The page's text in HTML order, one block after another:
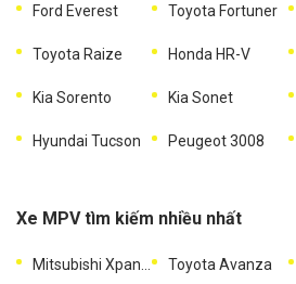
Ford Everest Toyota Fortuner
Toyota Raize Honda HR-V
Kia Sorento Kia Sonet
Hyundai Tucson Peugeot 3008
Xe MPV tìm kiếm nhiều nhất
Toyota Avanza